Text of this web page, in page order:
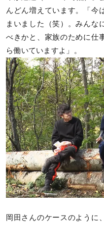
んどん増えています。「今
まいました（笑）。みんな
べきかと、家族のために仕
ら働いていますよ」。
岡田さんのケースのように